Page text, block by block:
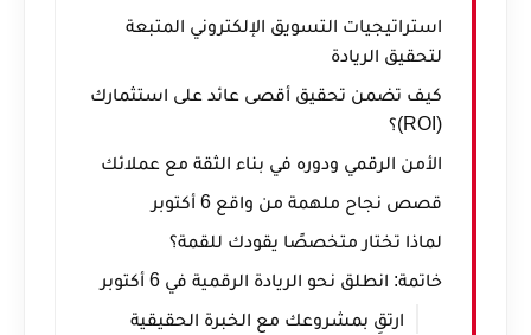
استراتيجيات التسويق الإلكتروني المتبعة
لتحقيق الريادة
كيف تضمن تحقيق أقصى عائد على استثمارك
(ROI)؟
الأمن الرقمي ودوره في بناء الثقة مع عملائك
قصص نجاح ملهمة من واقع 6 أكتوبر
لماذا تختار متخصصًا يقودك للقمة؟
خاتمة: انطلق نحو الريادة الرقمية في 6 أكتوبر
ارتقِ بمشروعك مع الخبرة الحقيقية